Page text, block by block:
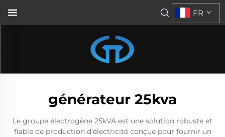
FR
générateur 25kva
Le groupe électrogène 25kVA est une solution robuste et
fiable de production d'électricité conçue pour fournir un